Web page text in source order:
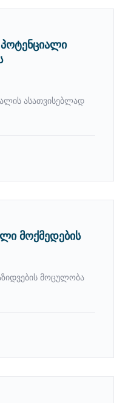
ასათვისებლად
მოქმედების
მოცულობა